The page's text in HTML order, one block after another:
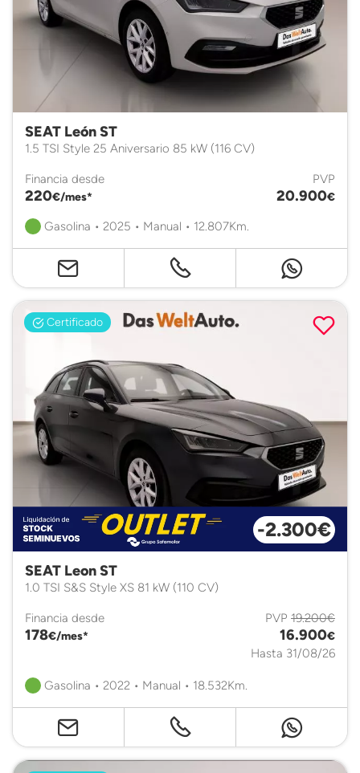
SEAT León ST
1.5 TSI Style 25 Aniversario 85 kW (116 CV)
Financia desde
220€/mes*
PVP
20.900€
Gasolina • 2025 • Manual • 12.807Km.
Certificado
-2.300€
SEAT Leon ST
1.0 TSI S&S Style XS 81 kW (110 CV)
Financia desde
178€/mes*
PVP 19.200€
16.900€
Hasta 31/08/26
Gasolina • 2022 • Manual • 18.532Km.